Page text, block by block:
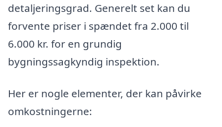
detaljeringsgrad. Generelt set kan du
forvente priser i spændet fra 2.000 til
6.000 kr. for en grundig
bygningssagkyndig inspektion.
Her er nogle elementer, der kan påvirke
omkostningerne: